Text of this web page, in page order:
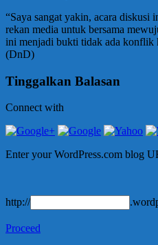
“Saya sangat yakin, acara diskusi
rekan media untuk bersama
ini menjadi bukti tidak ada konflik
(DnD)
Tinggalkan Balasan
Connect with
Enter your WordPress.com blog
http://
Proceed